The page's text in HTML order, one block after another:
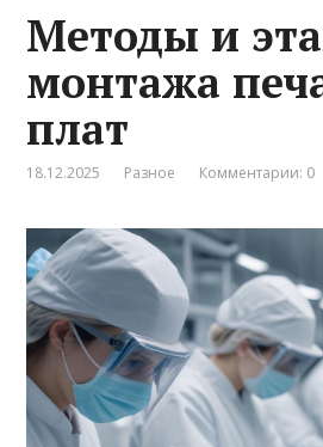
Методы и
монтажа
плат
18.12.2025 Разное Комментарии: 0